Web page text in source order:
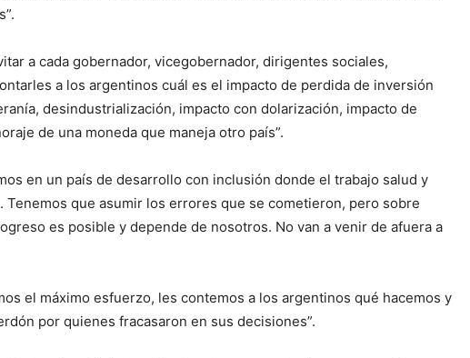
a cada gobernador, vicegobernador, dirigentes sociales,
a los argentinos cuál es el impacto de perdida de inversión
desindustrialización, impacto con dolarización, impacto de
de una moneda que maneja otro país”.
en un país de desarrollo con inclusión donde el trabajo salud y
Tenemos que asumir los errores que se cometieron, pero sobre
es posible y depende de nosotros. No van a venir de afuera a
el máximo esfuerzo, les contemos a los argentinos qué hacemos y
por quienes fracasaron en sus decisiones”.